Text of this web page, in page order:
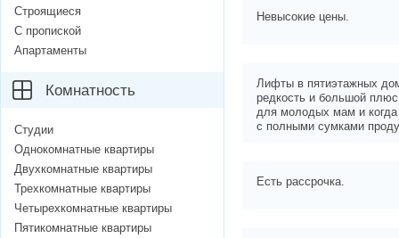
Невысокие цены.
Лифты в пятиэтажных
редкость и большой
для молодых мам и
с полными сумками
Есть рассрочка.
Строящиеся
С пропиской
Апартаменты
Комнатность
Студии
Однокомнатные квартиры
Двухкомнатные квартиры
Трехкомнатные квартиры
Четырехкомнатные квартиры
Пятикомнатные квартиры